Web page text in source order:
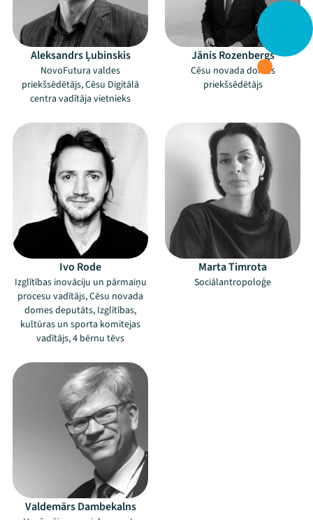
Aleksandrs Ļubinskis
NovoFutura valdes
priekšsēdētājs, Cēsu Digitālā
centra vadītāja vietnieks
Jānis Rozenbergs
Cēsu novada domes
priekšsēdētājs
Ivo Rode
Izglītības inovāciju un pārmaiņu
procesu vadītājs, Cēsu novada
domes deputāts, Izglītības,
kultūras un sporta komitejas
vadītājs, 4 bērnu tēvs
Marta Timrota
Sociālantropoloģe
Valdemārs Dambekalns